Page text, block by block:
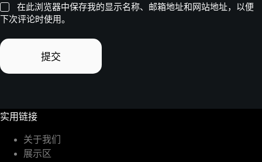
在此浏览器中保存我的显示名称、邮箱地址和网站地址，以便
下次评论时使用。
提交
实用链接
关于我们
展示区